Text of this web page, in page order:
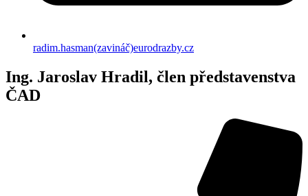
radim.hasman(zavináč)eurodrazby.cz
Ing. Jaroslav Hradil, člen představenstva
ČAD